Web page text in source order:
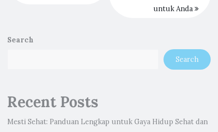
untuk Anda
Search
Search
Recent Posts
Mesti Sehat: Panduan Lengkap untuk Gaya Hidup Sehat dan